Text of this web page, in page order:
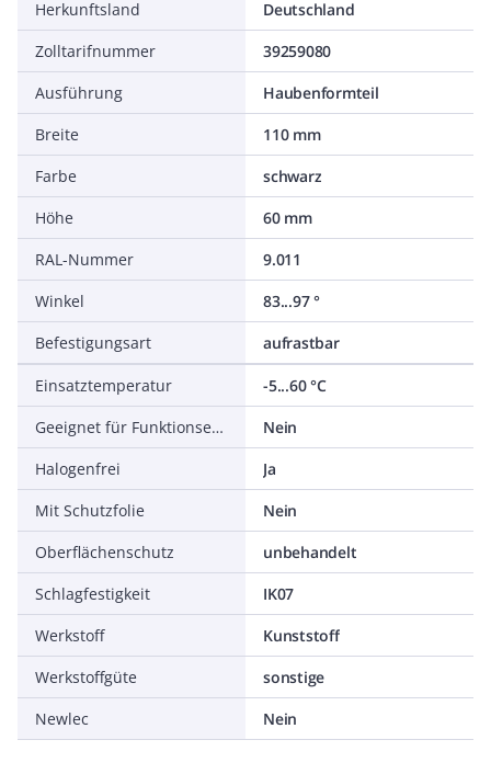
Herkunftsland
Deutschland
Zolltarifnummer
39259080
Ausführung
Haubenformteil
Breite
110 mm
Farbe
schwarz
Höhe
60 mm
RAL-Nummer
9.011
Winkel
83...97 °
Befestigungsart
aufrastbar
Einsatztemperatur
-5...60 °C
Geeignet für Funktionserhalt
Nein
Halogenfrei
Ja
Mit Schutzfolie
Nein
Oberflächenschutz
unbehandelt
Schlagfestigkeit
IK07
Werkstoff
Kunststoff
Werkstoffgüte
sonstige
Newlec
Nein